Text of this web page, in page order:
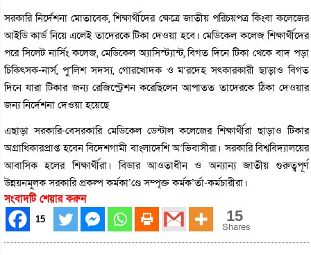
সরকারি নির্দেশনা মোতাবেক, শিক্ষার্থীদের ক্ষেত্রে জাতীয় পরিচয়পত্র কিংবা কলেজের
আইডি কার্ড নিয়ে এলেই তাদেরকে টিকা দেওয়া হবে। মেডিকেল কলেজ শিক্ষার্থীদের
পরে সিলেট নার্সিং কলেজ, মেডিকেল অ্যাসিস্ট্যান্ট, বিগত দিনে টিকা থেকে বাদ পড়া
চিকিৎসক-নার্স, পু’লিশ সদস্য, গোরখোদক ও ম’রদেহ সৎকারকারী ছাড়াও বিগত
দিনে যারা টিকার জন্য রেজিস্ট্রেশন করেছিলেন আপাতত তাদেরকে ঠিকা দেওয়ার
জন্য নির্দেশনা দেওয়া হয়েছে
এছাড়া সরকারি-বেসরকারি মেডিকেল ডেন্টাল কলেজের শিক্ষার্থীরা ছাড়াও টিকার
অগ্রাধিকারপ্রাপ্ত হবেন বিদেশগামী বাংলাদেশি অ’ভিবাসীরা। সরকারি বিশ্ববিদ্যালয়ের
আবাসিক হলের শিক্ষার্থীরা। বিডার আওতাধীন ও অন্যান্য জাতীয় গুরুত্বপূর্ণ
উন্নয়নমূলক সরকারি প্রকল্প কর্মকা’ণ্ডে সম্পৃক্ত কর্মক’র্তা-কর্মচারীরা।
সংবাদটি শেয়ার করুন
15 15
Shares